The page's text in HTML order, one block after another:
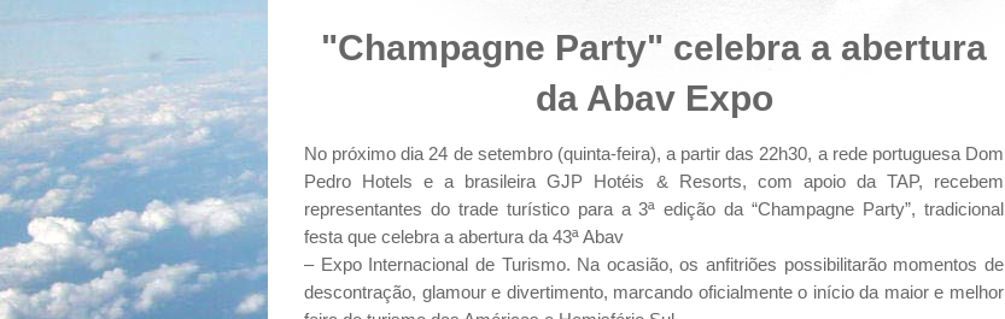
"Champagne Party" celebra a abertura
da Abav Expo
No próximo dia 24 de setembro (quinta-feira), a partir das 22h30, a rede portuguesa Dom
Pedro Hotels e a brasileira GJP Hotéis & Resorts, com apoio da TAP, recebem
representantes do trade turístico para a 3ª edição da “Champagne Party”, tradicional
festa que celebra a abertura da 43ª Abav
– Expo Internacional de Turismo. Na ocasião, os anfitriões possibilitarão momentos de
descontração, glamour e divertimento, marcando oficialmente o início da maior e melhor